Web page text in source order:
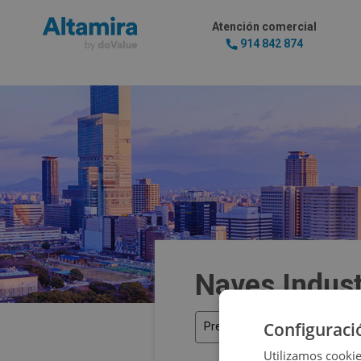
Atención comercial
914 842 874
Naves
Precio
Utilizamos